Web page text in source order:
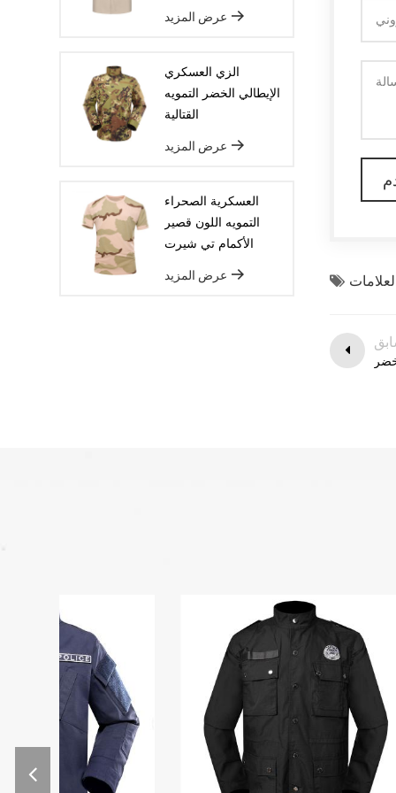
العينة ، سوف ترتيب البضائع على خط
في الوقت المحدد.
عرض المزيد
الزي العسكري
الإيطالي الخضر التمويه
القتالية
عرض المزيد
العسكرية الصحراء
التمويه اللون قصير
الأكمام تي شيرت
عرض المزيد